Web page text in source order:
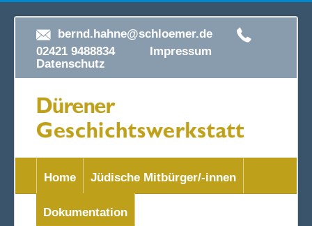
bernd.hahne@schloemer.de
02421 9488834 Impressum
Datenschutz
Home Jüdische Mitbürger/-innen
Dokumentation